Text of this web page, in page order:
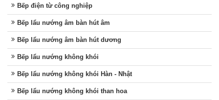
Bếp điện từ công nghiệp
Bếp lẩu nướng âm bàn hút âm
Bếp lẩu nướng âm bàn hút dương
Bếp lẩu nướng không khói
Bếp lẩu nướng không khói Hàn - Nhật
Bếp lẩu nướng không khói than hoa